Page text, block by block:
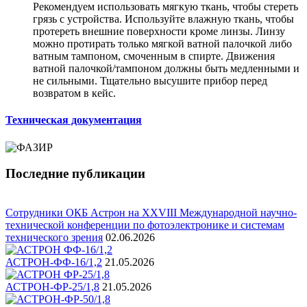
Рекомендуем использовать мягкую ткань, чтобы стереть
грязь с устройства. Используйте влажную ткань, чтобы
протереть внешние поверхности кроме линзы. Линзу
можно протирать только мягкой ватной палочкой либо
ватным тампоном, смоченным в спирте. Движения
ватной палочкой/тампоном должны быть медленными и
не сильными. Тщательно высушите прибор перед
возвратом в кейс.
Техническая документация
Последние публикации
Сотрудники ОКБ Астрон на XXVIII Международной научно-
технической конференции по фотоэлектронике и системам
технического зрения 02.06.2026
АСТРОН-ФФ-16/1,2 21.05.2026
АСТРОН-ФР-25/1,8 21.05.2026